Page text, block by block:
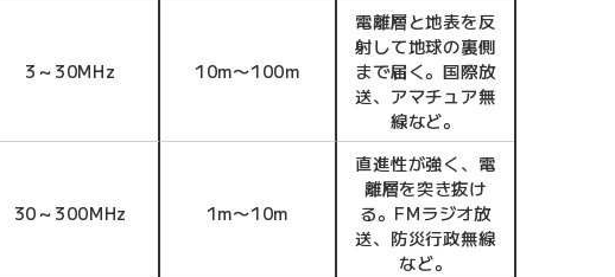
3～30MHz 10m〜100m
電離層と地表を反
射して地球の裏側
まで届く。国際放
送、アマチュア無
線など。
30～300MHz 1m〜10m
直進性が強く、電
離層を突き抜け
る。FMラジオ放
送、防災行政無線
など。